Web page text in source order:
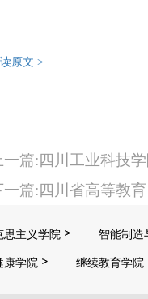
原文 >
一篇:四川工业科技
一篇:四川省高等教
思主义学院
智能制造
康学院
继续教育学院